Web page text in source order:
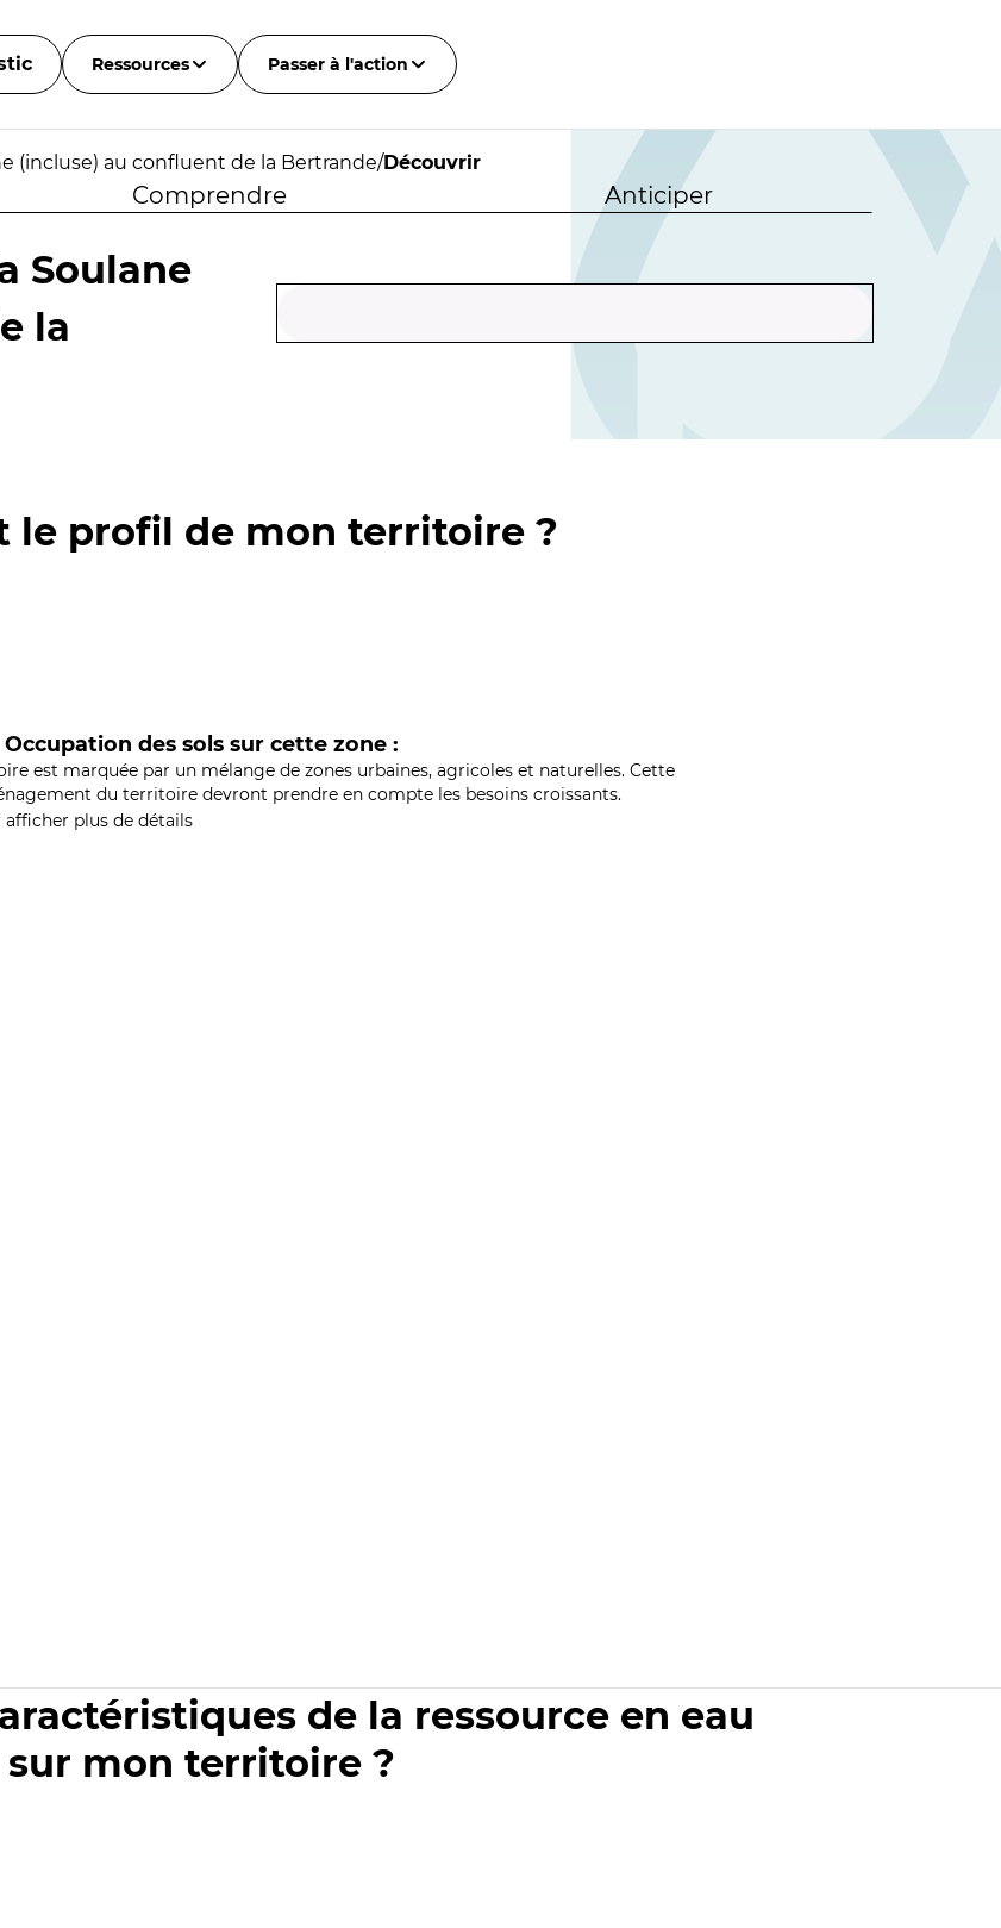
Ressources Passer à l'action
(incluse) au confluent de la Bertrande/Découvrir
Comprendre Anticiper
Soulane
la
le profil de mon territoire ?
Occupation des sols sur cette zone :
est marquée par un mélange de zones urbaines, agricoles et naturelles. Cette
du territoire devront prendre en compte les besoins croissants.
plus de détails
de la ressource en eau
sur mon territoire ?